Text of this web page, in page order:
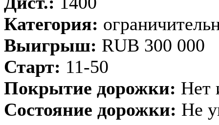
Категория:
Выигрыш: RUB 300 000
Старт: 11-50
Покрытие дорожки: Нет
Состояние дорожки: Не